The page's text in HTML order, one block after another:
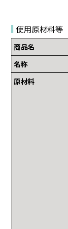
使用原材料等
商品名
名称
原材料